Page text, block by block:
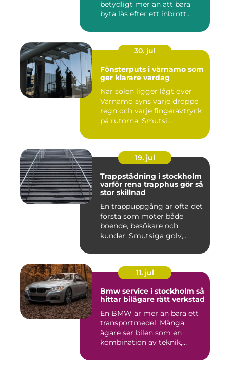
betydligt mer än att bara
byta lås efter ett inbrott
30. jul
Fönsterputs i värnamo som
ger klarare vardag
När solen ligger lågt över
Värnamo syns varje droppe
regn och varje fingeravtryck
på rutorna. Smutsi...
19. jul
Trappstädning i stockholm
varför rena trapphus gör så
stor skillnad
En trappuppgång är ofta det
första som möter både
boende, besökare och
kunder. Smutsiga golv,
11. jul
Bmw service i stockholm så
hittar bilägare rätt verkstad
En BMW är mer än bara ett
transportmedel. Många
ägare ser bilen som en
kombination av teknik,